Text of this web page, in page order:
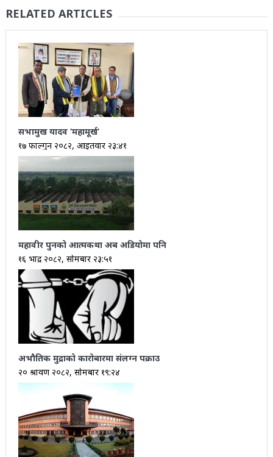
RELATED ARTICLES
सभामुख यादव ‘महामूर्ख’
१७ फाल्गुन २०८२, आईतवार २३:४१
महावीर पुनको आत्मकथा अब अडियोमा पनि
१६ भाद्र २०८२, सोमबार २३:५१
अभौतिक मुद्राको कारोबारमा संलग्न पक्राउ
२० श्रावण २०८२, सोमबार १९:२४